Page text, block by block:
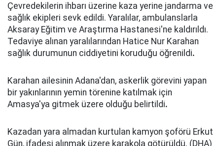
Çevredekilerin ihbarı üzerine kaza yerine jandarma ve
sağlık ekipleri sevk edildi. Yaralılar, ambulanslarla
Aksaray Eğitim ve Araştırma Hastanesi'ne kaldırıldı.
Tedaviye alınan yaralılarından Hatice Nur Karahan
sağlık durumunun ciddiyetini koruduğu öğrenildi.
Karahan ailesinin Adana'dan, askerlik görevini yapan
bir yakınlarının yemin törenine katılmak için
Amasya'ya gitmek üzere olduğu belirtildi.
Kazadan yara almadan kurtulan kamyon şoförü Erkut
Gün, ifadesi alınmak üzere karakola götürüldü. (DHA)